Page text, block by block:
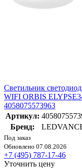
Светильник
WIFI ORBIS
4058075573963
Артикул:
Бренд:
Под заказ
Обновлено 07.08.2026
+7 (495) 787-17-46
Уточнить цену